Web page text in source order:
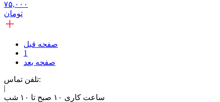
۷۵,۰۰۰
تومان
صفحه قبل
1
صفحه بعد
تلفن تماس:
|
ساعت کاری ۱۰ صبح تا ۱۰ شب